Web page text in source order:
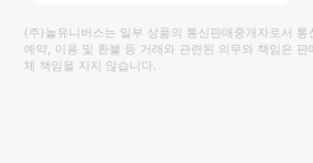
높
은
순
동
영
상
(주)놀유니버스는 일부 상품의 통신판매중개자로서
예약, 이용 및 환불 등 거래와 관련된 의무와 책임은 판
체 책임을 지지 않습니다.